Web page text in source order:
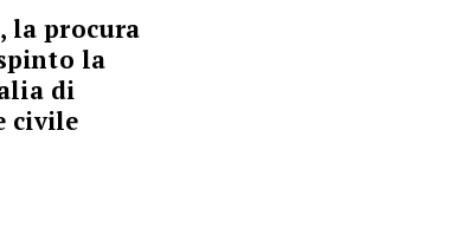
la procura
la
di
civile